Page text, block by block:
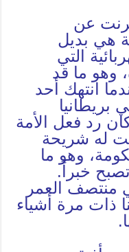
عن
هي بديل
التي
وهو ما قد
انتهك أحد
بريطانيا
كان رد فعل الأمة
له شريحة
وهو ما
خبراً.
منتصف العمر
ذات مرة أشياء